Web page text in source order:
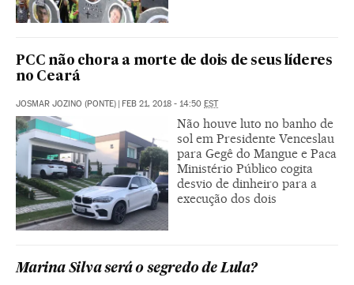
PCC não chora a morte de dois de seus líderes
no Ceará
JOSMAR JOZINO (PONTE) | FEB 21, 2018 - 14:50 EST
Não houve luto no banho de
sol em Presidente Venceslau
para Gegê do Mangue e Paca
Ministério Público cogita
desvio de dinheiro para a
execução dos dois
Marina Silva será o segredo de Lula?